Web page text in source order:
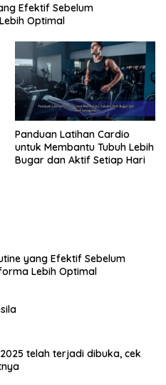
Efektif Sebelum
Optimal
Panduan Latihan Cardio
untuk Membantu Tubuh Lebih
Bugar dan Aktif Setiap Hari
yang Efektif Sebelum
Lebih Optimal
telah terjadi dibuka, cek